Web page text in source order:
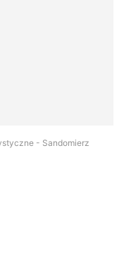
- Sandomierz